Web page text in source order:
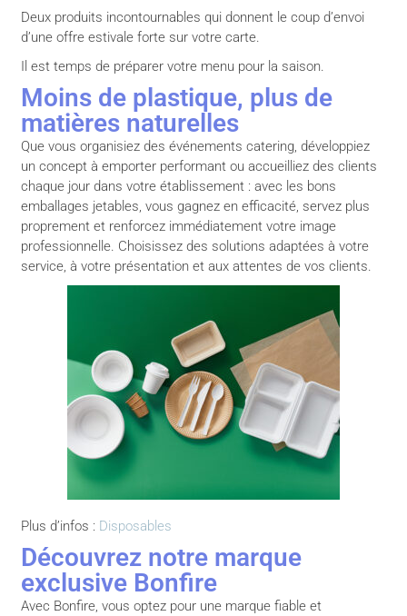
Deux produits incontournables qui donnent le coup d’envoi
d’une offre estivale forte sur votre carte.
Il est temps de préparer votre menu pour la saison.
Moins de plastique, plus de
matières naturelles
Que vous organisiez des événements catering, développiez
un concept à emporter performant ou accueilliez des clients
chaque jour dans votre établissement : avec les bons
emballages jetables, vous gagnez en efficacité, servez plus
proprement et renforcez immédiatement votre image
professionnelle. Choisissez des solutions adaptées à votre
service, à votre présentation et aux attentes de vos clients.
Plus d’infos : Disposables
Découvrez notre marque
exclusive Bonfire
Avec Bonfire, vous optez pour une marque fiable et